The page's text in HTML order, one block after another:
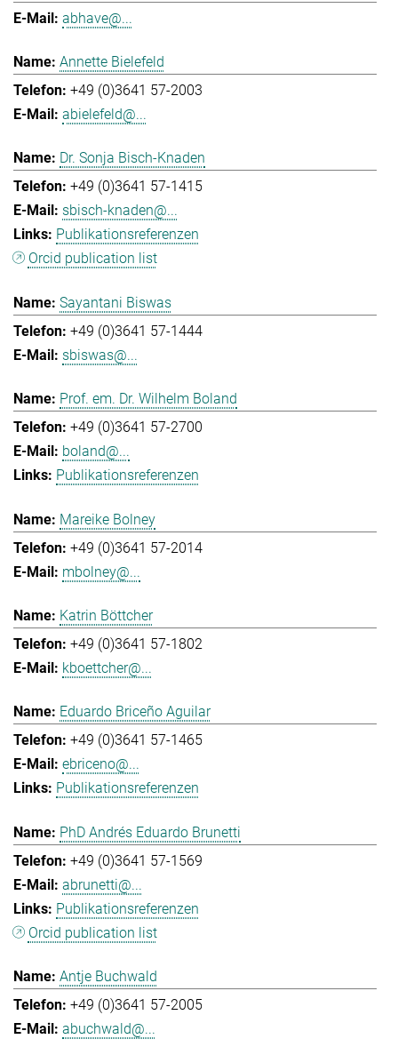
abhave@...
Annette Bielefeld
+49 (0)3641 57-2003
abielefeld@...
Dr. Sonja Bisch-Knaden
+49 (0)3641 57-1415
sbisch-knaden@...
Publikationsreferenzen
Orcid publication list
Sayantani Biswas
+49 (0)3641 57-1444
sbiswas@...
Prof. em. Dr. Wilhelm Boland
+49 (0)3641 57-2700
boland@...
Publikationsreferenzen
Mareike Bolney
+49 (0)3641 57-2014
mbolney@...
Katrin Böttcher
+49 (0)3641 57-1802
kboettcher@...
Eduardo Briceño Aguilar
+49 (0)3641 57-1465
ebriceno@...
Publikationsreferenzen
PhD Andrés Eduardo Brunetti
+49 (0)3641 57-1569
abrunetti@...
Publikationsreferenzen
Orcid publication list
Antje Buchwald
+49 (0)3641 57-2005
abuchwald@...